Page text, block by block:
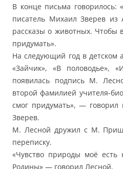
В конце письма говорилось:
писатель Михаил Зверев
рассказы о животных. Чтобы
придумать».
На следующий год в детском
«Зайчик», «В половодье»,
появилась подпись М.
второй фамилией учителя-
смог придумать», — говорил
Зверев.
М. Лесной дружил с М.
переписку.
«Чувство природы моё есть
Родины» — говорил Лесной.